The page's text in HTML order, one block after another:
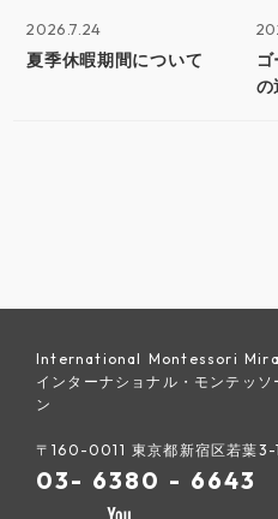
2026.7.24
夏季休暇期間について
の
International Montessori
インターナショナル・モンテッ
ン
〒160-0011 東京都新宿区若葉
03- 6380 - 6643